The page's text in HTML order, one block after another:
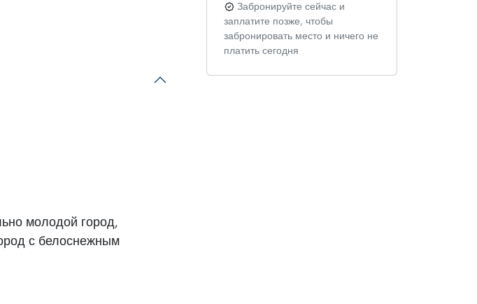
молодой город,
с белоснежным
Забронируйте сейчас и
заплатите позже, чтобы
забронировать место и ничего не
платить сегодня